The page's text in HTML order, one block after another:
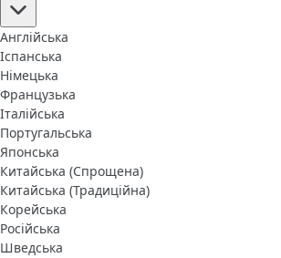
Англійська
Іспанська
Німецька
Французька
Італійська
Португальська
Японська
Китайська (Спрощена)
Китайська (Традиційна)
Корейська
Російська
Шведська